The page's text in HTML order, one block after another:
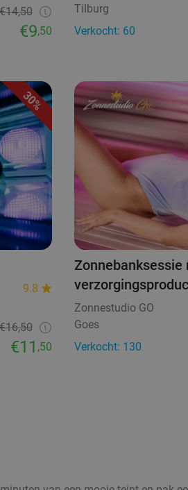
€14,50
€9,50
Tilburg
Verkocht: 60
30%
9.8
€16,50
€11 ,50
Zonnebanksessie
Zonnestudio GO
Goes
Verkocht: 130